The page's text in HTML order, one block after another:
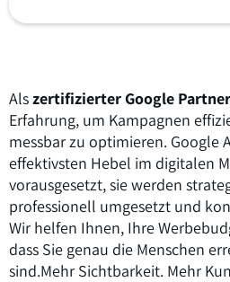
Alszertifizierter Google Partner
Erfahrung, um Kampagnen
messbar zu optimieren. Google
effektivsten Hebel im digitalen
vorausgesetzt, sie werden
professionell umgesetzt und
Wir helfen Ihnen, Ihre
dass Sie genau die Menschen
sind.Mehr Sichtbarkeit. Mehr